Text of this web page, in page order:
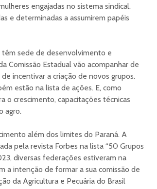
engajadas no sistema sindical.
e determinadas a assumirem papéis
têm sede de desenvolvimento e
Comissão Estadual vão acompanhar de
incentivar a criação de novos grupos.
estão na lista de ações. E, como
o crescimento, capacitações técnicas
agro.
além dos limites do Paraná. A
pela revista Forbes na lista “50 Grupos
diversas federações estiveram na
a intenção de formar a sua comissão de
da Agricultura e Pecuária do Brasil